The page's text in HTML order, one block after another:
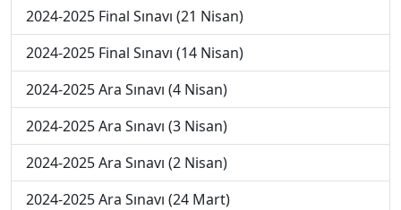
2024-2025 Final Sınavı (21 Nisan)
2024-2025 Final Sınavı (14 Nisan)
2024-2025 Ara Sınavı (4 Nisan)
2024-2025 Ara Sınavı (3 Nisan)
2024-2025 Ara Sınavı (2 Nisan)
2024-2025 Ara Sınavı (24 Mart)